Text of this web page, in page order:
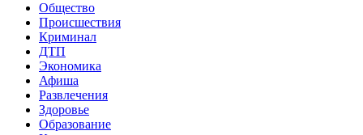
Общество
Происшествия
Криминал
ДТП
Экономика
Афиша
Развлечения
Здоровье
Образование